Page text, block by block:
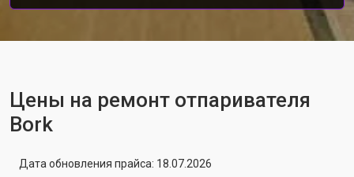
Цены на ремонт отпаривателя
Bork
Дата обновления прайса: 18.07.2026